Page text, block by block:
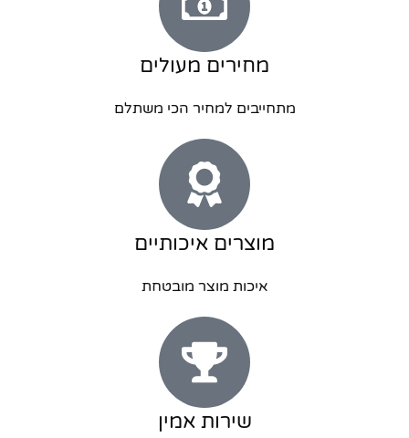
מחירים מעולים
מתחייבים למחיר הכי משתלם
מוצרים איכותיים
איכות מוצר מובטחת
שירות אמין